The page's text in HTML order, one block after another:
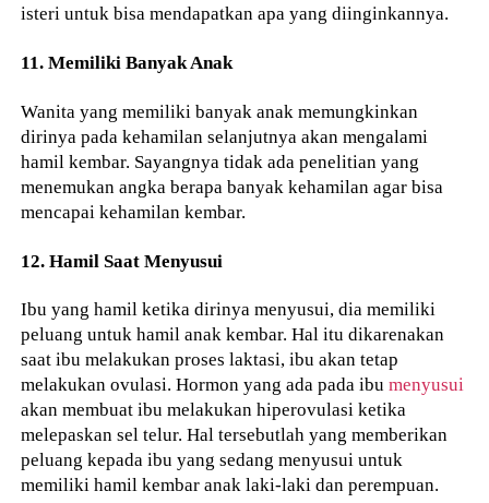
isteri untuk bisa mendapatkan apa yang diinginkannya.
11. Memiliki Banyak Anak
Wanita yang memiliki banyak anak memungkinkan
dirinya pada kehamilan selanjutnya akan mengalami
hamil kembar. Sayangnya tidak ada penelitian yang
menemukan angka berapa banyak kehamilan agar bisa
mencapai kehamilan kembar.
12. Hamil Saat Menyusui
Ibu yang hamil ketika dirinya menyusui, dia memiliki
peluang untuk hamil anak kembar. Hal itu dikarenakan
saat ibu melakukan proses laktasi, ibu akan tetap
melakukan ovulasi. Hormon yang ada pada ibumenyusui
akan membuat ibu melakukan hiperovulasi ketika
melepaskan sel telur. Hal tersebutlah yang memberikan
peluang kepada ibu yang sedang menyusui untuk
memiliki hamil kembar anak laki-laki dan perempuan.